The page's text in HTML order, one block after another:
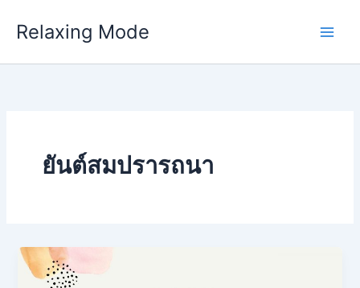
Relaxing Mode
ยันต์สมปรารถนา